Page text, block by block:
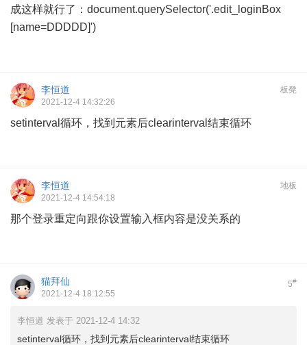
成这样就行了：document.querySelector('.edit_loginBox
[name=DDDDD]')
板凳
李恒道
2021-12-4 14:32:26
setinterval循环，找到元素后clearinterval结束循环
地板
李恒道
2021-12-4 14:54:18
那个登录重定向跟你设置输入框内容是没关系的
5#
猫拜仙
2021-12-4 18:12:55
李恒道 发表于 2021-12-4 14:32
setinterval循环，找到元素后clearinterval结束循环